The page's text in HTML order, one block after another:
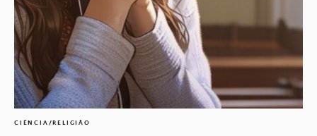
CIÊNCIA/RELIGIÃO